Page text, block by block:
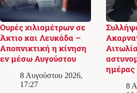
Ουρές χιλιομέτρων σε
Άκτιο και Λευκάδα –
Αποπνικτική η κίνηση
εν μέσω Αυγούστου
8 Αυγούστου 2026,
17:27
ημέρας
8